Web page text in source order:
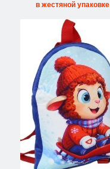
в жестяной упаковке